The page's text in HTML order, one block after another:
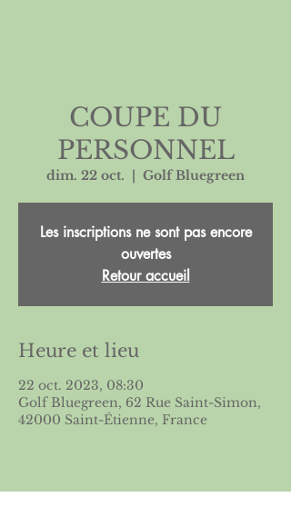
COUPE DU
PERSONNEL
dim. 22 oct. Golf Bluegreen
Les inscriptions ne sont pas encore
ouvertes
Retour accueil
Heure et lieu
22 oct. 2023, 08:30
Golf Bluegreen, 62 Rue Saint-Simon,
42000 Saint-Étienne, France